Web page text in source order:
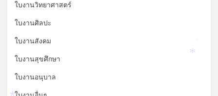
ใบงานวิทยาศาสตร์
ใบงานศิลปะ
ใบงานสังคม
ใบงานสุขศึกษา
ใบงานอนุบาล